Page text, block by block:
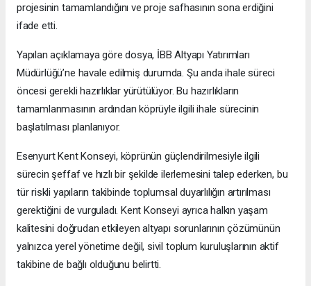
projesinin tamamlandığını ve proje safhasının sona erdiğini
ifade etti.
Yapılan açıklamaya göre dosya, İBB Altyapı Yatırımları
Müdürlüğü’ne havale edilmiş durumda. Şu anda ihale süreci
öncesi gerekli hazırlıklar yürütülüyor. Bu hazırlıkların
tamamlanmasının ardından köprüyle ilgili ihale sürecinin
başlatılması planlanıyor.
Esenyurt Kent Konseyi, köprünün güçlendirilmesiyle ilgili
sürecin şeffaf ve hızlı bir şekilde ilerlemesini talep ederken, bu
tür riskli yapıların takibinde toplumsal duyarlılığın artırılması
gerektiğini de vurguladı. Kent Konseyi ayrıca halkın yaşam
kalitesini doğrudan etkileyen altyapı sorunlarının çözümünün
yalnızca yerel yönetime değil, sivil toplum kuruluşlarının aktif
takibine de bağlı olduğunu belirtti.